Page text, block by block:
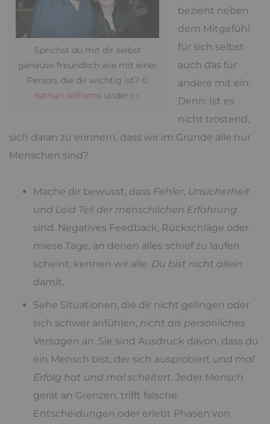
Sprichst du mit dir selbst
genauso freundlich wie mit einer
Person, die dir wichtig ist? ©
nathan williams under cc
bezieht neben
dem Mitgefühl
für sich selbst
auch das für
andere mit ein.
Denn: Ist es
nicht tröstend,
sich daran zu erinnern, dass wir im Grunde alle nur
Menschen sind?
Mache dir bewusst, dass Fehler, Unsicherheit
und Leid Teil der menschlichen Erfahrung
sind. Negatives Feedback, Rückschläge oder
miese Tage, an denen alles schief zu laufen
scheint, kennen wir alle. Du bist nicht allein
damit.
Sehe Situationen, die dir nicht gelingen oder
sich schwer anfühlen, nicht als persönliches
Versagen an. Sie sind Ausdruck davon, dass du
ein Mensch bist, der sich ausprobiert und mal
Erfolg hat und mal scheitert. Jeder Mensch
gerät an Grenzen, trifft falsche
Entscheidungen oder erlebt Phasen von